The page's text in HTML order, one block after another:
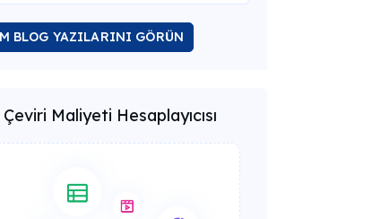
BLOG YAZILARINI GÖRÜN
Çeviri Maliyeti Hesaplayıcısı